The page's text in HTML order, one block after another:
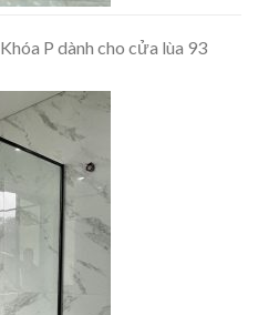
Khóa P dành cho cửa lùa 93